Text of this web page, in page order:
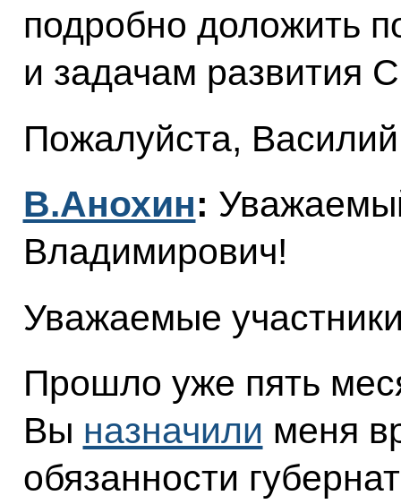
подробно доложить
и задачам развития
Пожалуйста,
В.Анохин:
Владимирович!
Уважаемые
Прошло уже пять
Вы назначили меня
обязанности